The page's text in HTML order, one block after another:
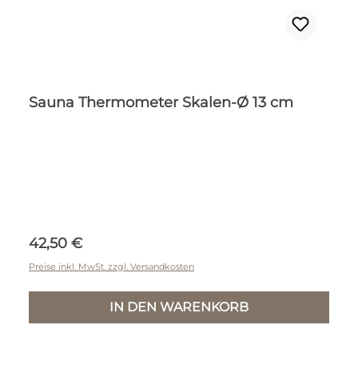
Sauna Thermometer Skalen-Ø 13 cm
Regulärer Preis:
42,50 €
Preise inkl. MwSt. zzgl. Versandkosten
IN DEN WARENKORB